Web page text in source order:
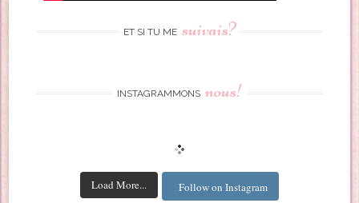
ET SI TU ME suivais?
INSTAGRAMMONS nous!
Load More... Follow on Instagram